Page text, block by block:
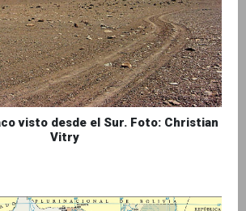
visto desde el Sur. Foto: Christian
Vitry